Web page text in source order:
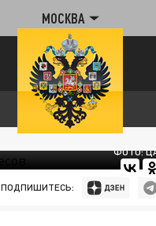
МОСКВА
ФОТО:
ПОДПИШИТЕСЬ: